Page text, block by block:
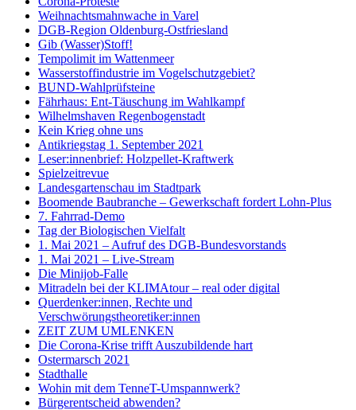
Weihnachtsmahnwache in Varel
DGB-Region Oldenburg-Ostfriesland
Gib (Wasser)Stoff!
Tempolimit im Wattenmeer
Wasserstoffindustrie im Vogelschutzgebiet?
BUND-Wahlprüfsteine
Fährhaus: Ent-Täuschung im Wahlkampf
Wilhelmshaven Regenbogenstadt
Kein Krieg ohne uns
Antikriegstag 1. September 2021
Leser:innenbrief: Holzpellet-Kraftwerk
Spielzeitrevue
Landesgartenschau im Stadtpark
Boomende Baubranche – Gewerkschaft fordert Lohn-Plus
7. Fahrrad-Demo
Tag der Biologischen Vielfalt
1. Mai 2021 – Aufruf des DGB-Bundesvorstands
1. Mai 2021 – Live-Stream
Die Minijob-Falle
Mitradeln bei der KLIMAtour – real oder digital
Querdenker:innen, Rechte und
Verschwörungstheoretiker:innen
ZEIT ZUM UMLENKEN
Die Corona-Krise trifft Auszubildende hart
Ostermarsch 2021
Stadthalle
Wohin mit dem TenneT-Umspannwerk?
Bürgerentscheid abwenden?